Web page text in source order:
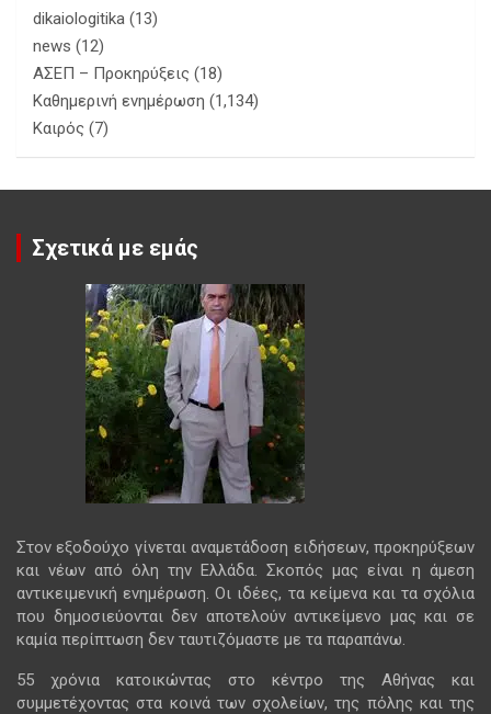
dikaiologitika (13)
news (12)
ΑΣΕΠ – Προκηρύξεις (18)
Καθημερινή ενημέρωση (1,134)
Καιρός (7)
Σχετικά με εμάς
Στον εξοδούχο γίνεται αναμετάδοση ειδήσεων, προκηρύξεων
και νέων από όλη την Ελλάδα. Σκοπός μας είναι η άμεση
αντικειμενική ενημέρωση. Οι ιδέες, τα κείμενα και τα σχόλια
που δημοσιεύονται δεν αποτελούν αντικείμενο μας και σε
καμία περίπτωση δεν ταυτιζόμαστε με τα παραπάνω.
55 χρόνια κατοικώντας στο κέντρο της Αθήνας και
συμμετέχοντας στα κοινά των σχολείων, της πόλης και της